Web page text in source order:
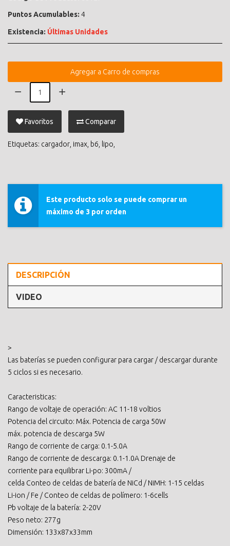
Puntos Acumulables: 4
Existencia: Últimas Unidades
Agregar a Carro de compras
Favoritos Comparar
Etiquetas: cargador imax b6 lipo
Este producto solo se puede comprar un
máximo de 3 por orden
DESCRIPCIÓN
VIDEO
>
Las baterías se pueden configurar para cargar / descargar durante
5 ciclos si es necesario.
Caracteristicas:
Rango de voltaje de operación: AC 11-18 voltios
Potencia del circuito: Máx. Potencia de carga 50W
máx. potencia de descarga 5W
Rango de corriente de carga: 0.1-5.0A
Rango de corriente de descarga: 0.1-1.0A Drenaje de
corriente para equilibrar Li-po: 300mA /
celda Conteo de celdas de batería de NiCd / NiMH: 1-15 celdas
Li-ion / Fe / Conteo de celdas de polímero: 1-6cells
Pb voltaje de la batería: 2-20V
Peso neto: 277g
Dimensión: 133x87x33mm